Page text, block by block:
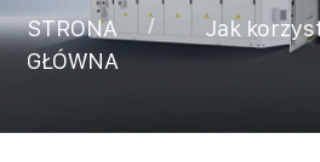
STRONA
GŁÓWNA
/
Jak